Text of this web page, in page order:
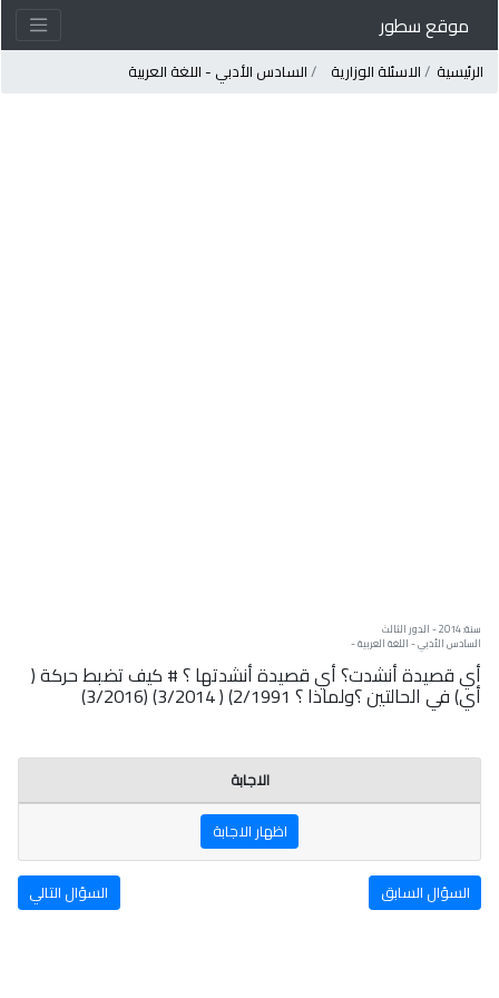
موقع سطور
الرئيسية الاسئلة الوزارية السادس الأدبي - اللغة العربية
سنة: 2014 - الدور الثالث
السادس الأدبي - اللغة العربية -
أي قصيدة أنشدت؟ أي قصيدة أنشدتها ؟ # كيف تضبط حركة (
أي) في الحالتين ؟ولماذا ؟ 2/1991) ( 3/2014) (3/2016)
الاجابة
اظهار الاجابة
السؤال السابق السؤال التالي